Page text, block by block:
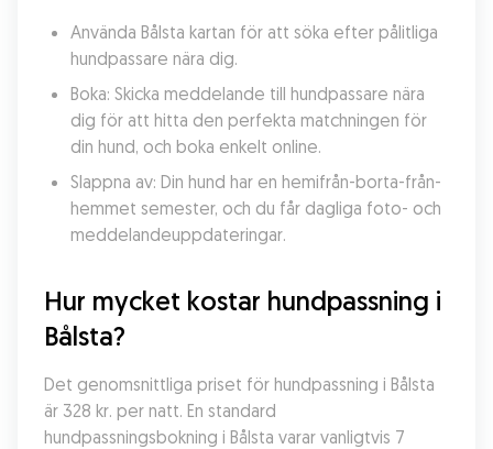
Använda Bålsta kartan för att söka efter pålitliga
hundpassare nära dig.
Boka: Skicka meddelande till hundpassare nära
dig för att hitta den perfekta matchningen för
din hund, och boka enkelt online.
Slappna av: Din hund har en hemifrån-borta-från-
hemmet semester, och du får dagliga foto- och
meddelandeuppdateringar.
Hur mycket kostar hundpassning i
Bålsta?
Det genomsnittliga priset för hundpassning i Bålsta
är 328 kr. per natt. En standard
hundpassningsbokning i Bålsta varar vanligtvis 7